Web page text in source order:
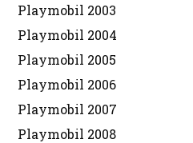
Playmobil 2003
Playmobil 2004
Playmobil 2005
Playmobil 2006
Playmobil 2007
Playmobil 2008